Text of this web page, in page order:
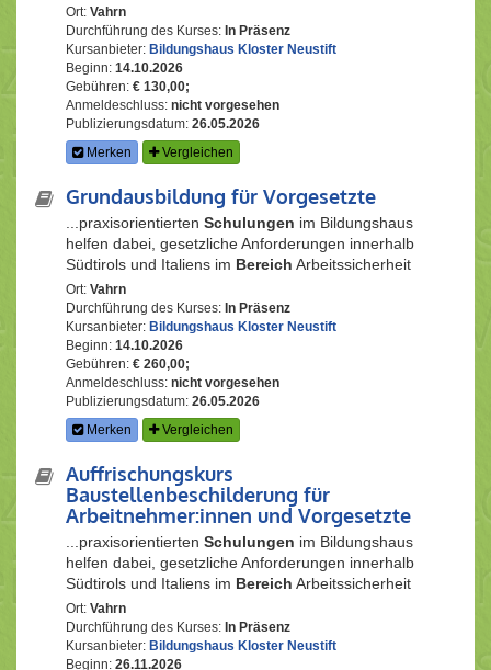
Ort: Vahrn
Durchführung des Kurses: In Präsenz
Kursanbieter: Bildungshaus Kloster Neustift
Beginn: 14.10.2026
Gebühren: € 130,00;
Anmeldeschluss: nicht vorgesehen
Publizierungsdatum: 26.05.2026
Merken
Vergleichen
Grundausbildung für Vorgesetzte
...praxisorientierten Schulungen im Bildungshaus
helfen dabei, gesetzliche Anforderungen innerhalb
Südtirols und Italiens im Bereich Arbeitssicherheit
Ort: Vahrn
Durchführung des Kurses: In Präsenz
Kursanbieter: Bildungshaus Kloster Neustift
Beginn: 14.10.2026
Gebühren: € 260,00;
Anmeldeschluss: nicht vorgesehen
Publizierungsdatum: 26.05.2026
Merken
Vergleichen
Auffrischungskurs
Baustellenbeschilderung für
Arbeitnehmer:innen und Vorgesetzte
...praxisorientierten Schulungen im Bildungshaus
helfen dabei, gesetzliche Anforderungen innerhalb
Südtirols und Italiens im Bereich Arbeitssicherheit
Ort: Vahrn
Durchführung des Kurses: In Präsenz
Kursanbieter: Bildungshaus Kloster Neustift
Beginn: 26.11.2026